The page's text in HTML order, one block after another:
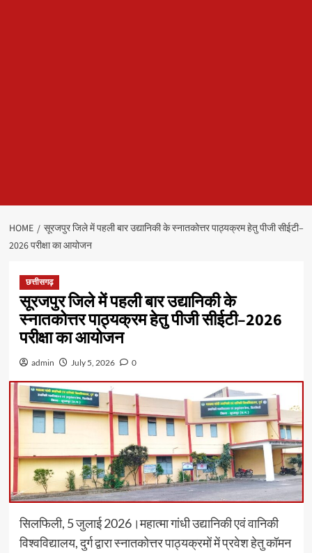
HOME
सूरजपुर जिले में पहली बार उद्यानिकी के स्नातकोत्तर पाठ्यक्रम हेतु पीजी सीईटी–
2026 परीक्षा का आयोजन
छत्तीसगढ़
सूरजपुर जिले में पहली बार उद्यानिकी के
स्नातकोत्तर पाठ्यक्रम हेतु पीजी सीईटी–2026
परीक्षा का आयोजन
admin July 5, 2026 0
सिलफिली, 5 जुलाई 2026।महात्मा गांधी उद्यानिकी एवं वानिकी
विश्वविद्यालय, दुर्ग द्वारा स्नातकोत्तर पाठ्यक्रमों में प्रवेश हेतु कॉमन